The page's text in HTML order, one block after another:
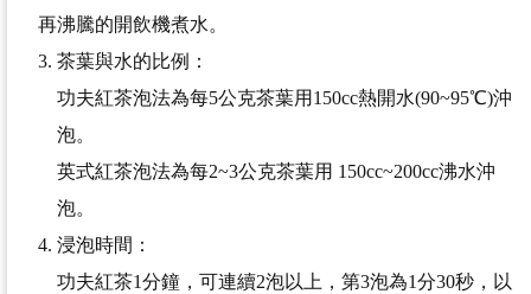
再沸騰的開飲機煮水。
3. 茶葉與水的比例：
功夫紅茶泡法為每5公克茶葉用150cc熱開水(90~95℃)沖
泡。
英式紅茶泡法為每2~3公克茶葉用 150cc~200cc沸水沖
泡。
4. 浸泡時間：
功夫紅茶1分鐘，可連續2泡以上，第3泡為1分30秒，以